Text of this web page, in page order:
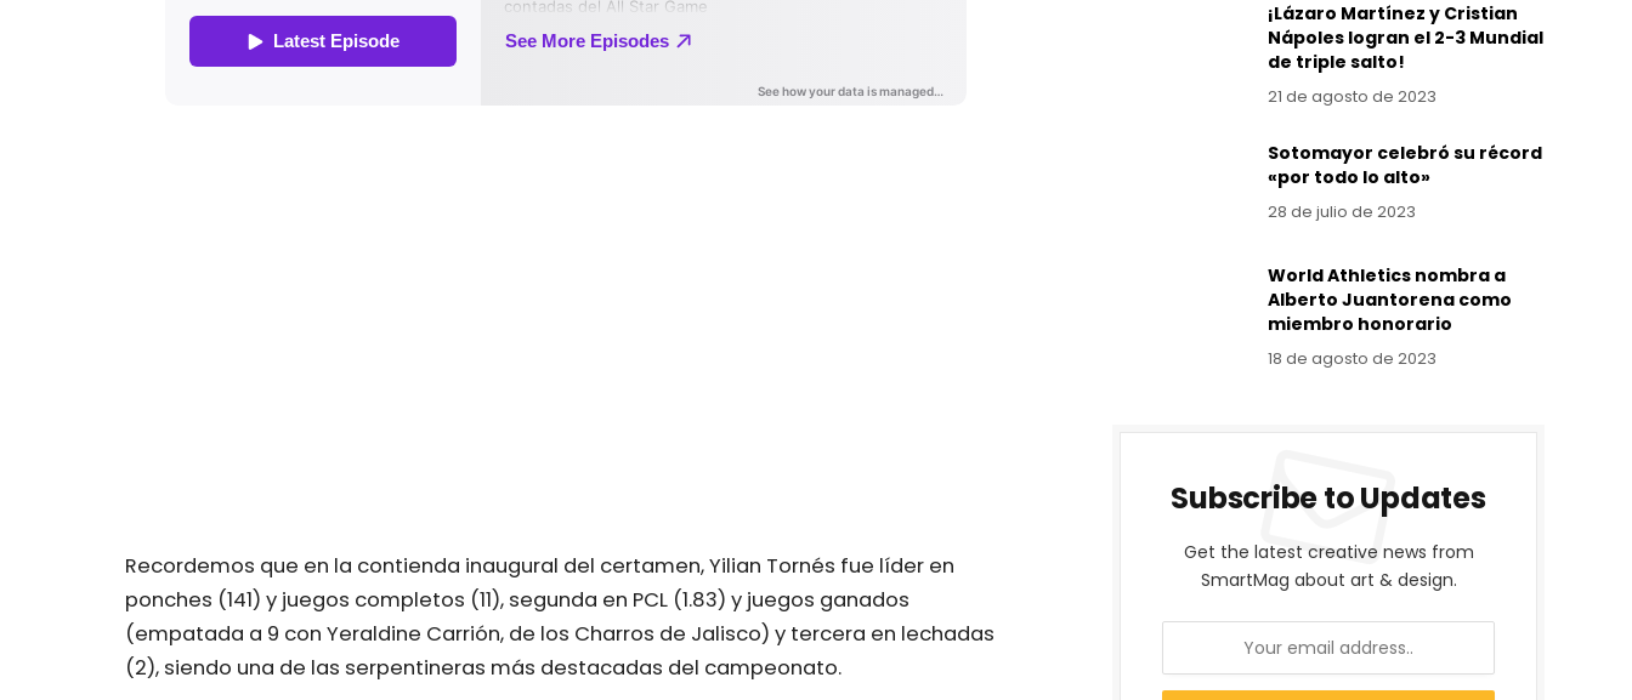
Recordemos que en la contienda inaugural del certamen, Yilian Tornés fue líder en
ponches (141) y juegos completos (11), segunda en PCL (1.83) y juegos ganados
(empatada a 9 con Yeraldine Carrión, de los Charros de Jalisco) y tercera en lechadas
(2), siendo una de las serpentineras más destacadas del campeonato.
¡Lázaro Martínez y Cristian
Nápoles logran el 2-3 Mundial
de triple salto!
21 de agosto de 2023
Sotomayor celebró su récord
«por todo lo alto»
28 de julio de 2023
World Athletics nombra a
Alberto Juantorena como
miembro honorario
18 de agosto de 2023
Subscribe to Updates
Get the latest creative news from
SmartMag about art & design.